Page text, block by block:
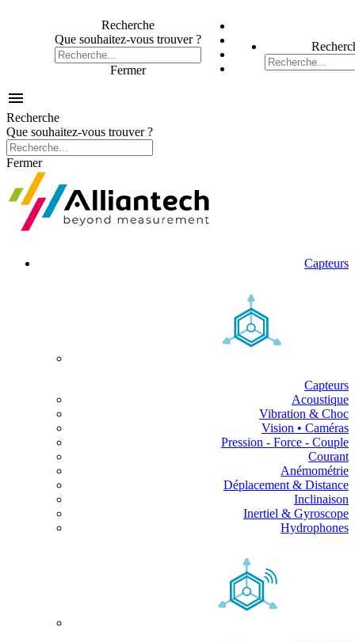
Recherche
Que souhaitez-vous trouver ?
Fermer

Recherche
Que souhaitez-vous trouver ?
Fermer
Capteurs
Capteurs
Acoustique
Vibration & Choc
Vision • Caméras
Pression - Force - Couple
Courant
Anémométrie
Déplacement & Distance
Inclinaison
Inertiel & Gyroscope
Hydrophones